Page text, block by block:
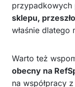
przypadkowych
sklepu,
właśnie dlatego
Warto też
obecny na
na współpracy